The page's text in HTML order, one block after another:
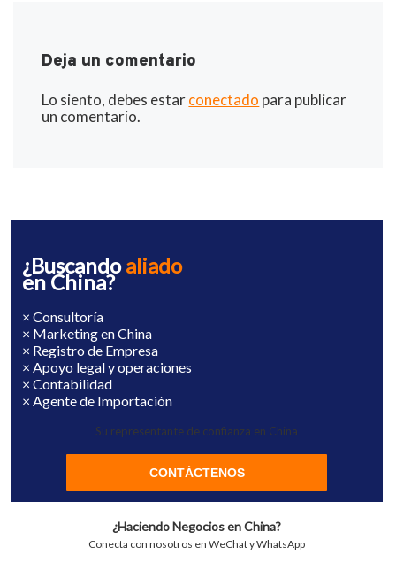
Deja un comentario
Lo siento, debes estarconectado para publicar
un comentario.
¿Buscandoaliado
en China?
× Consultoría
× Marketing en China
× Registro de Empresa
× Apoyo legal y operaciones
× Contabilidad
× Agente de Importación
Su representante de confianza en China
CONTÁCTENOS
¿Haciendo Negocios en China?
Conecta con nosotros en WeChat y WhatsApp